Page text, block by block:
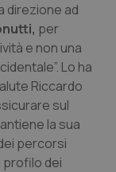
direzione ad
per
e non una
Lo ha
Riccardo
sul
la sua
percorsi
profilo dei